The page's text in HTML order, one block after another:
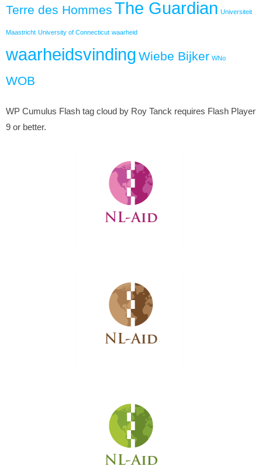
Terre des Hommes The Guardian Universiteit
Maastricht University of Connecticut waarheid
waarheidsvinding Wiebe Bijker WNo
WOB
WP Cumulus Flash tag cloud by Roy Tanck requires Flash Player
9 or better.